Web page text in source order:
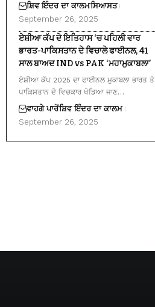
ਸ਼ਿਵ ਇੰਦਰ ਦਾ ਕਾਲਮਸਿਆਸਤ
September 26, 2025
ਏਸ਼ੀਆ ਕੱਪ ਦੇ ਇਤਿਹਾਸ ‘ਚ ਪਹਿਲੀ ਵਾਰ
ਭਾਰਤ-ਪਾਕਿਸਤਾਨ ਦੇ ਵਿਚਾਲੇ ਫਾਈਨਲ, 41
ਸਾਲ ਬਾਅਦ IND vs PAK ‘ਮਹਾਮੁਕਾਬਲਾ’
ਏਸ਼ੀਆ ਕੱਪ 2025 ਦਾ ਫਾਈਨਲ ਮੁਕਾਬਲਾ ਭਾਰਤ ਤੇ
ਪਾਕਿਸਤਾਨ ਦੇ ਵਿਚਕਾਰ ਖੇਡਿਆ ਜਾਣ…
ਵਾਹਗੇ ਪਾਰੋਂਸ਼ਿਵ ਇੰਦਰ ਦਾ ਕਾਲਮ
September 26, 2025